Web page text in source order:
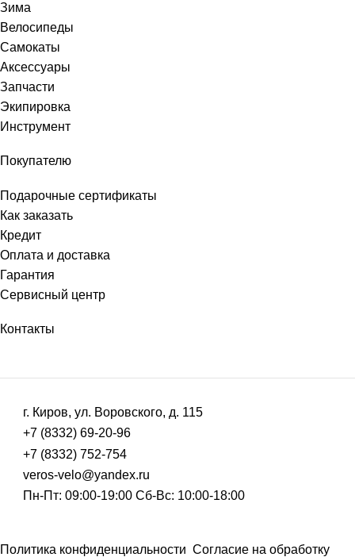
Зима
Велосипеды
Самокаты
Аксессуары
Запчасти
Экипировка
Инструмент
Покупателю
Подарочные сертификаты
Как заказать
Кредит
Оплата и доставка
Гарантия
Сервисный центр
Контакты
г. Киров, ул. Воровского, д. 115
+7 (8332) 69-20-96
+7 (8332) 752-754
veros-velo@yandex.ru
Пн-Пт: 09:00-19:00 Сб-Вс: 10:00-18:00
Политика конфиденциальности Согласие на обработку